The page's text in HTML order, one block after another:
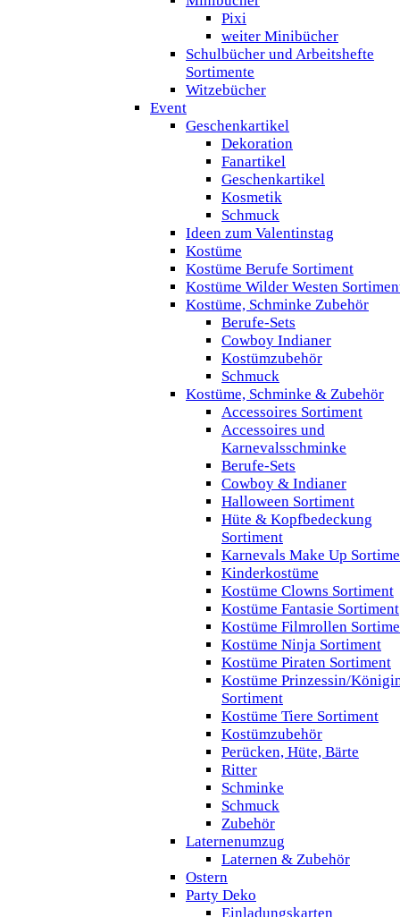
Pixi
weiter Minibücher
Schulbücher und Arbeitshefte
Sortimente
Witzebücher
Event
Geschenkartikel
Dekoration
Fanartikel
Geschenkartikel
Kosmetik
Schmuck
Ideen zum Valentinstag
Kostüme
Kostüme Berufe Sortiment
Kostüme Wilder Westen
Kostüme, Schminke Zubehör
Berufe-Sets
Cowboy Indianer
Kostümzubehör
Schmuck
Kostüme, Schminke & Zubehör
Accessoires Sortiment
Accessoires und
Karnevalsschminke
Berufe-Sets
Cowboy & Indianer
Halloween Sortiment
Hüte & Kopfbedeckung
Sortiment
Karnevals Make Up
Kinderkostüme
Kostüme Clowns Sortiment
Kostüme Fantasie Sortiment
Kostüme Filmrollen
Kostüme Ninja Sortiment
Kostüme Piraten Sortiment
Kostüme Prinzessin/
Sortiment
Kostüme Tiere Sortiment
Kostümzubehör
Perücken, Hüte, Bärte
Ritter
Schminke
Schmuck
Zubehör
Laternenumzug
Laternen & Zubehör
Ostern
Party Deko
Einladungskarten